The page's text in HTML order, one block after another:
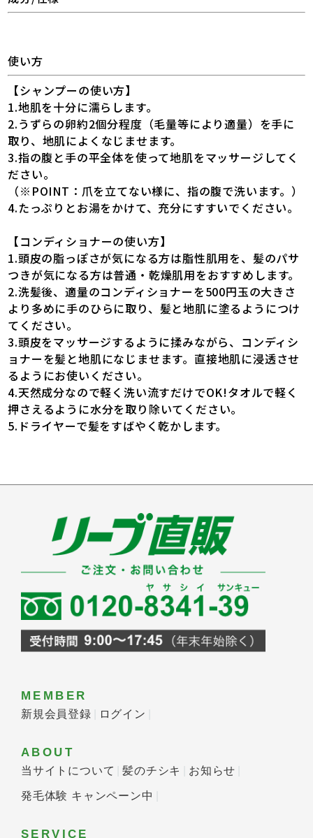
使い方
【シャンプーの使い方】
1.地肌を十分に濡らします。
2.うずらの卵約2個分程度（毛量等により適量）を手に
取り、地肌によくなじませます。
3.指の腹と手の平全体を使って地肌をマッサージしてく
ださい。
（※POINT：爪を立てない様に、指の腹で洗います。）
4.たっぷりとお湯をかけて、充分にすすいでください。
【コンディショナーの使い方】
1.頭皮の脂っぽさが気になる方は脂性肌用を、髪のパサ
つきが気になる方は普通・乾燥肌用をおすすめします。
2.洗髪後、適量のコンディショナーを500円玉の大きさ
より多めに手のひらに取り、髪と地肌に塗るようにつけ
てください。
3.頭皮をマッサージするように揉みながら、コンディシ
ョナーを髪と地肌になじませます。直接地肌に浸透させ
るようにお使いください。
4.天然成分なので軽く洗い流すだけでOK!タオルで軽く
押さえるように水分を取り除いてください。
5.ドライヤーで髪をすばやく乾かします。
MEMBER
新規会員登録 ログイン
ABOUT
当サイトについて 髪のチシキ お知らせ
発毛体験 キャンペーン中
SERVICE